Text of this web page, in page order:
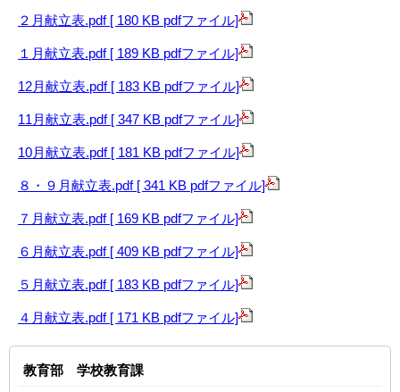
２月献立表.pdf [ 180 KB pdfファイル]
１月献立表.pdf [ 189 KB pdfファイル]
12月献立表.pdf [ 183 KB pdfファイル]
11月献立表.pdf [ 347 KB pdfファイル]
10月献立表.pdf [ 181 KB pdfファイル]
８・９月献立表.pdf [ 341 KB pdfファイル]
７月献立表.pdf [ 169 KB pdfファイル]
６月献立表.pdf [ 409 KB pdfファイル]
５月献立表.pdf [ 183 KB pdfファイル]
４月献立表.pdf [ 171 KB pdfファイル]
教育部 学校教育課